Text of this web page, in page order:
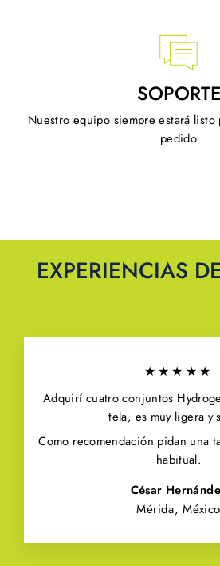
SOPORTE
Nuestro equipo siempre estará listo
pedido
EXPERIENCIAS
★★★★★
Adquirí cuatro conjuntos
tela, es muy ligera y
Como recomendación pidan una
habitual.
César
Mérida, México